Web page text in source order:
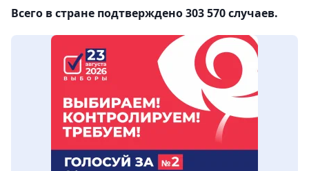
Всего в стране подтверждено 303 570 случаев.